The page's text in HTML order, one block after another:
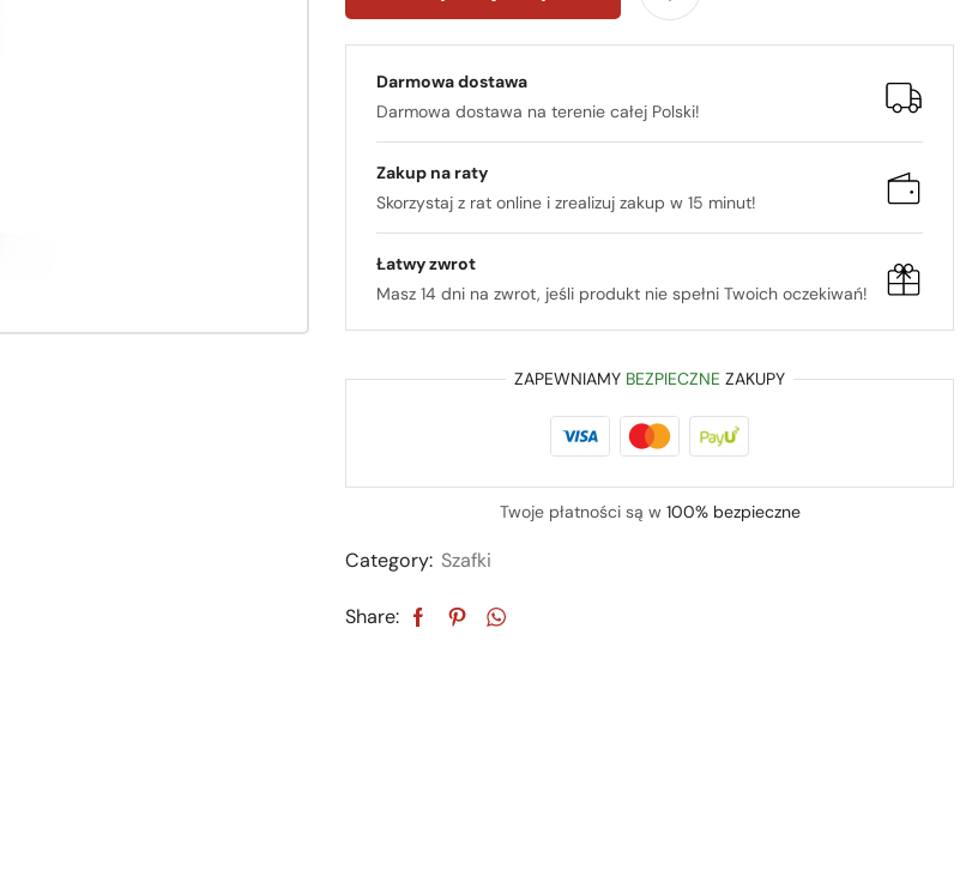
Darmowa dostawa
Darmowa dostawa na terenie całej Polski!
Zakup na raty
Skorzystaj z rat online i zrealizuj zakup w 15 minut!
Łatwy zwrot
Masz 14 dni na zwrot, jeśli produkt nie spełni Twoich oczekiwań!
ZAPEWNIAMY BEZPIECZNE ZAKUPY
Twoje płatności są w 100% bezpieczne
Category: Szafki
Share: